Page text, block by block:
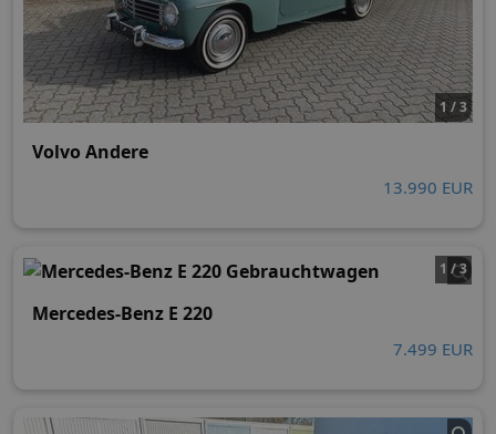
1 / 3
Volvo Andere
13.990 EUR
1 / 3
Mercedes-Benz E 220
7.499 EUR